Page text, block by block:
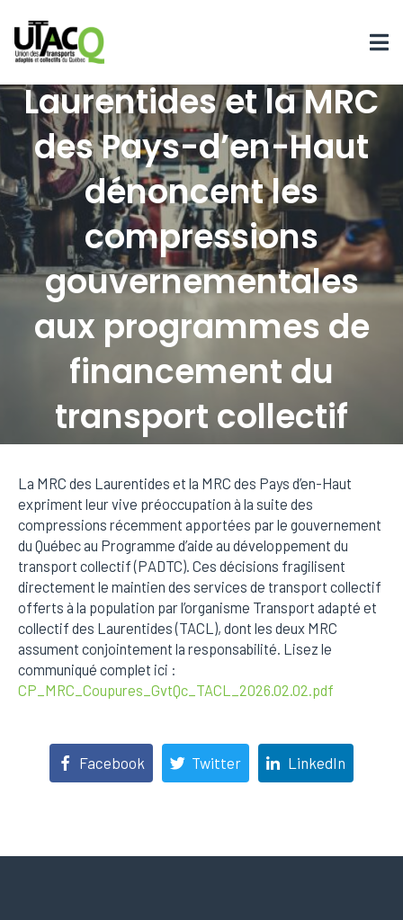
Laurentides et la MRC
des Pays-d’en-Haut
dénoncent les
compressions
gouvernementales
aux programmes de
financement du
transport collectif
Posted on 3 février 2026 Actualités
La MRC des Laurentides et la MRC des Pays d’en-Haut
expriment leur vive préoccupation à la suite des
compressions récemment apportées par le gouvernement
du Québec au Programme d’aide au développement du
transport collectif (PADTC). Ces décisions fragilisent
directement le maintien des services de transport collectif
offerts à la population par l’organisme Transport adapté et
collectif des Laurentides (TACL), dont les deux MRC
assument conjointement la responsabilité. Lisez le
communiqué complet ici :
CP_MRC_Coupures_GvtQc_TACL_2026.02.02.pdf
Facebook Twitter LinkedIn